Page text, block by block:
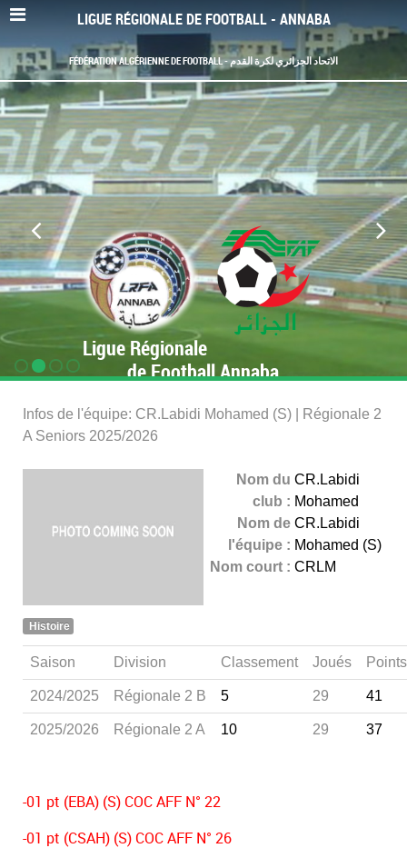
LIGUE RÉGIONALE DE FOOTBALL - ANNABA
FÉDÉRATION ALGÉRIENNE DE FOOTBALL - الاتحاد الجزائري لكرة القدم
Ligue Régionale
de Football Annaba
Infos de l'équipe: CR.Labidi Mohamed (S) | Régionale 2
A Seniors 2025/2026
Nom du
club :
CR.Labidi
Mohamed
Nom de
l'équipe :
CR.Labidi
Mohamed (S)
Nom court : CRLM
Histoire
Saison Division Classement Joués Points
2024/2025 Régionale 2 B 5 29 41
2025/2026 Régionale 2 A 10 29 37
-01 pt (EBA) (S) COC AFF N° 22
-01 pt (CSAH) (S) COC AFF N° 26